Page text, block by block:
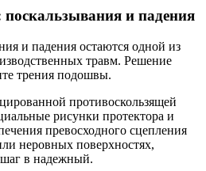
поскальзывания и падения
и падения остаются одной из
травм. Решение
трения подошвы.
противоскользящей
рисунки протектора и
превосходного сцепления
неровных поверхностях,
в надежный.